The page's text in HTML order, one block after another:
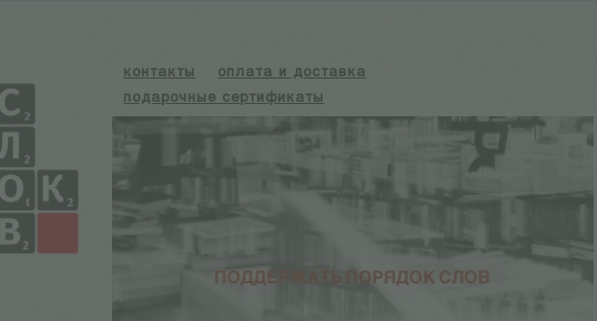
контакты
оплата и доставка
подарочные сертификаты